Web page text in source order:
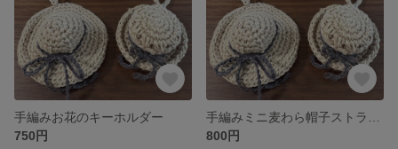
手編みお花のキーホルダー
750円
800円